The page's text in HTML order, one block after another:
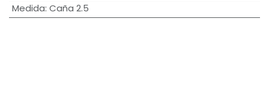
Medida: Caña 2.5